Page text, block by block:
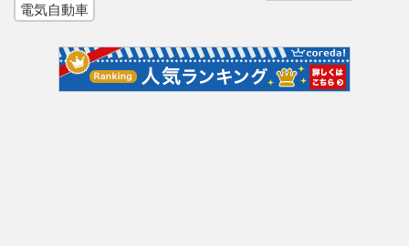
電気自動車